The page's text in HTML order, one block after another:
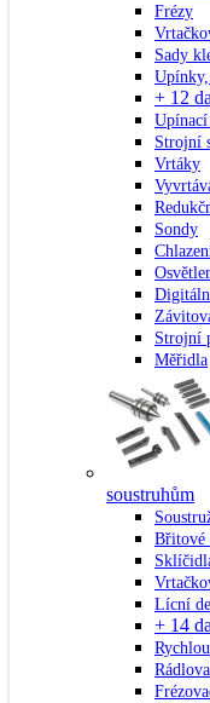
Frézy
Sady
+ 12
Strojní
Vrtáky
Sondy
Strojní
Měřidla
soustruhům
Břitové
Lícní
+ 14